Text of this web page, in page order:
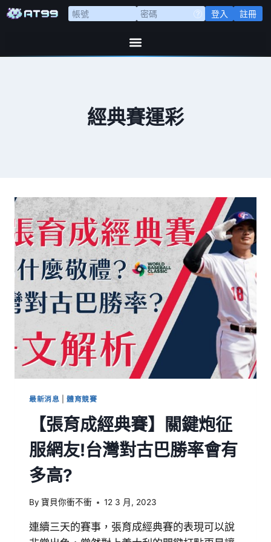
登入 註冊
經典賽運彩
最新消息 |體育競賽
【張育成經典賽】關鍵炮征
服網友!台灣對古巴勝率會有
多高?
By 寶貝你衝不衝 12 3 月, 2023
連續三天的賽事，張育成經典賽的表現可以說